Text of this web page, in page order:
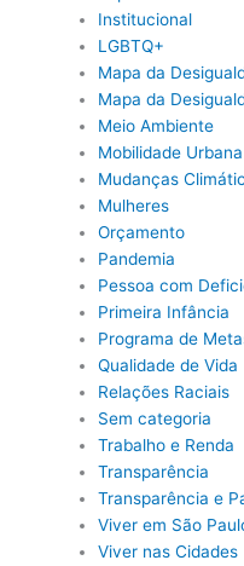
Institucional
LGBTQ+
Mapa da
Mapa da
Meio Ambiente
Mobilidade Urbana
Mudanças
Mulheres
Orçamento
Pandemia
Pessoa com
Primeira Infância
Programa de
Qualidade de Vida
Relações Raciais
Sem categoria
Trabalho e Renda
Transparência
Transparência e
Viver em São
Viver nas Cidades